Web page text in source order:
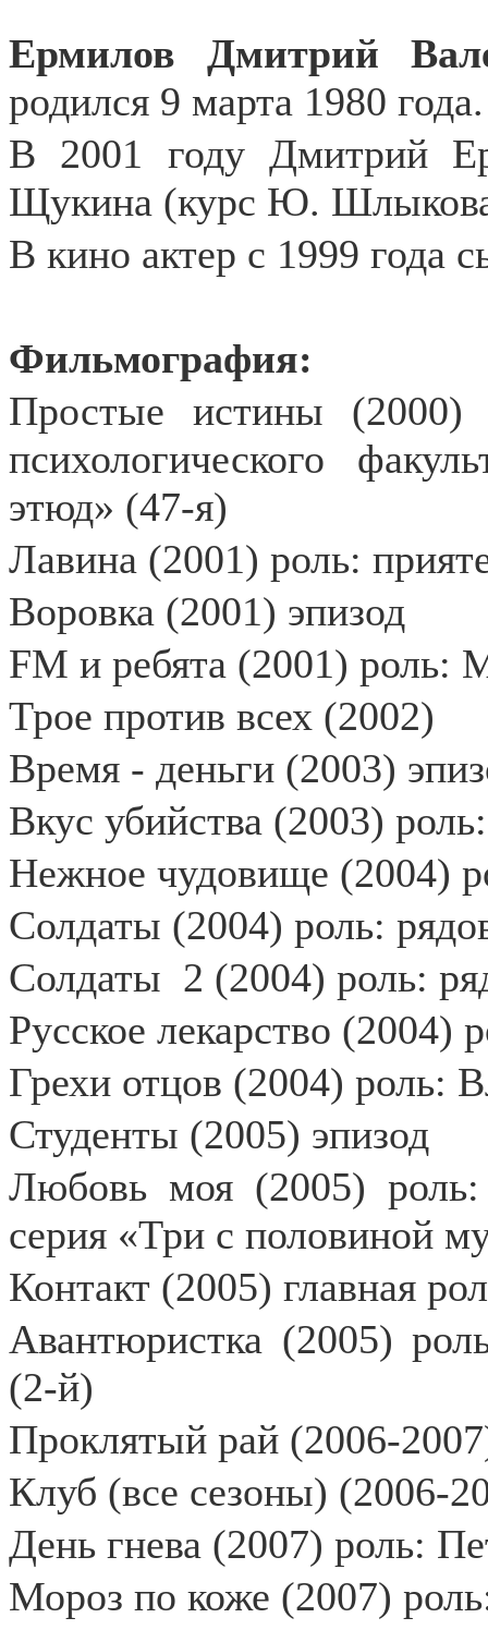
Ермилов Дмитрий
родился 9 марта 1980 года.
В 2001 году Дмитрий
Щукина (курс Ю.
В кино актер с 1999 года
Фильмография:
Простые истины (2000)
психологического
этюд» (47-я)
Лавина (2001) роль:
Воровка (2001) эпизод
FM и ребята (2001) роль:
Трое против всех (2002)
Время - деньги (2003)
Вкус убийства (2003)
Нежное чудовище (2004)
Солдаты (2004) роль:
Солдаты 2 (2004) роль:
Русское лекарство (2004)
Грехи отцов (2004) роль:
Студенты (2005) эпизод
Любовь моя (2005)
серия «Три с половиной
Контакт (2005) главная
Авантюристка (2005)
(2-й)
Проклятый рай (2006-
Клуб (все сезоны) (2006-
День гнева (2007) роль:
Мороз по коже (2007)